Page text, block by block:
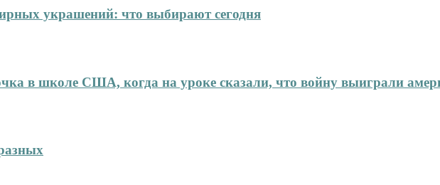
украшений: что выбирают сегодня
в школе США, когда на уроке сказали, что войну выиграли